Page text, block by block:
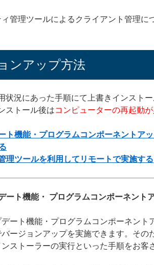
管理ツールによるクライアント管理に
ンアップ方法
状況にあった手順にて上書きインスト
ストール後はコンピューターの再起動
ト機能・プログラムコンポーネントア
理ツールを利用してリモートで実施する
ート機能・ プログラムコンポーネント
デート機能・プログラムコンポーネン
ージョンアップを実施できます。そ
ンストーラーの実行といった手順をお客